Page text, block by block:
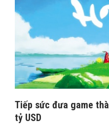
Tiếp sức đưa game
tỷ USD